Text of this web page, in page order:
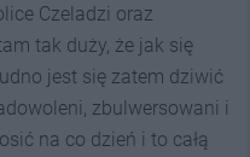
Czeladzi oraz
tak duży, że jak się
jest się zatem dziwić
zbulwersowani i
na co dzień i to całą